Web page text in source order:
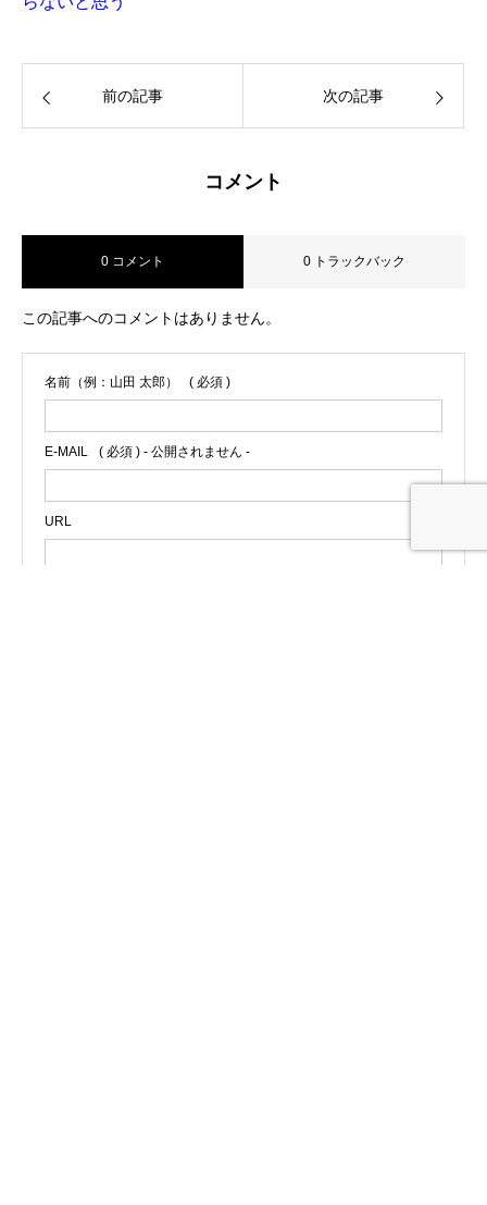
前の記事 次の記事
コメント
0 コメント 0 トラックバック
この記事へのコメントはありません。
名前（例：山田 太郎） ( 必須 )
E-MAIL ( 必須 ) - 公開されません -
URL